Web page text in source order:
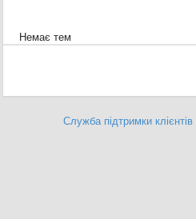
Немає тем
Служба підтримки клієнтів